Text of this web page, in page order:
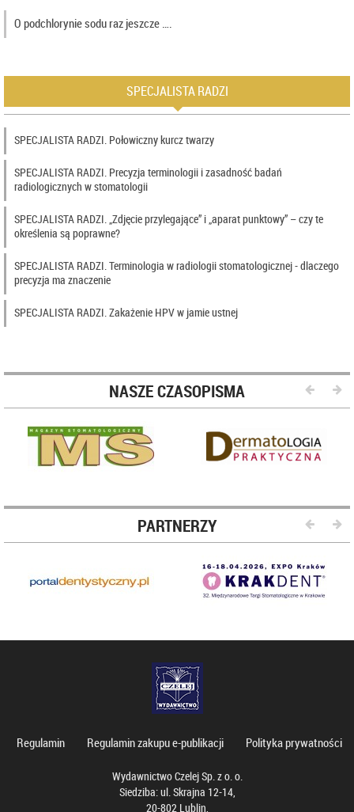
O podchlorynie sodu raz jeszcze ….
SPECJALISTA RADZI
SPECJALISTA RADZI. Połowiczny kurcz twarzy
SPECJALISTA RADZI. Precyzja terminologii i zasadność badań
radiologicznych w stomatologii
SPECJALISTA RADZI. „Zdjęcie przylegające” i „aparat punktowy” – czy te
określenia są poprawne?
SPECJALISTA RADZI. Terminologia w radiologii stomatologicznej - dlaczego
precyzja ma znaczenie
SPECJALISTA RADZI. Zakażenie HPV w jamie ustnej
NASZE CZASOPISMA
PARTNERZY
Regulamin Regulamin zakupu e-publikacji Polityka prywatności
Wydawnictwo Czelej Sp. z o. o.
Siedziba: ul. Skrajna 12-14,
20-802 Lublin,